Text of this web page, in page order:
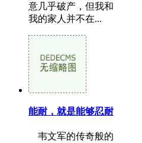
意几乎破产，但我和
我的家人并不在...
能耐，就是能够忍耐
韦文军的传奇般的